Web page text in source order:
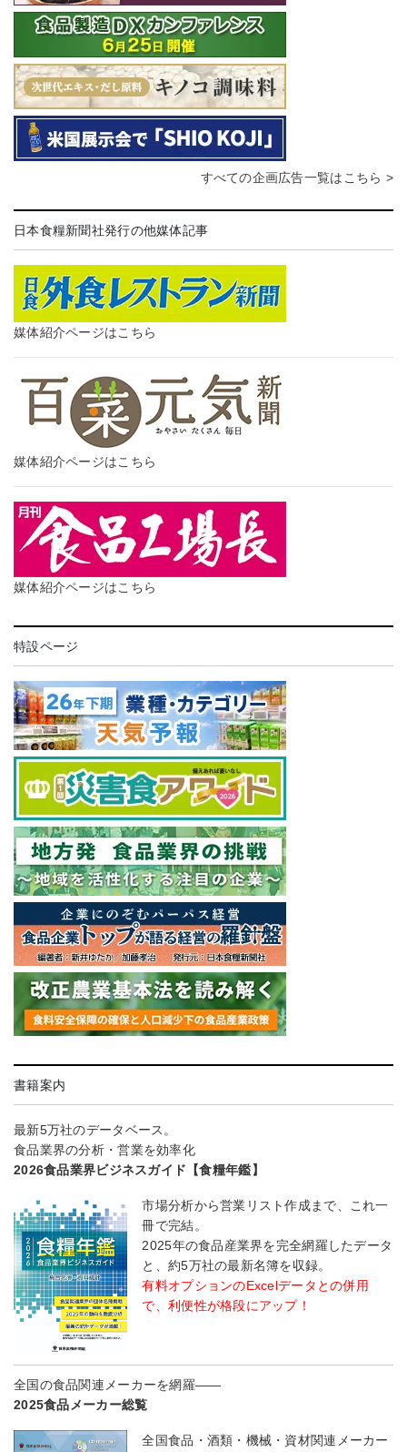
すべての企画広告一覧はこちら >
日本食糧新聞社発行の他媒体記事
媒体紹介ページはこちら
媒体紹介ページはこちら
媒体紹介ページはこちら
特設ページ
書籍案内
最新5万社のデータベース。
食品業界の分析・営業を効率化
2026食品業界ビジネスガイド【食糧年鑑】
市場分析から営業リスト作成まで、これ一
冊で完結。
2025年の食品産業界を完全網羅したデータ
と、約5万社の最新名簿を収録。
有料オプションのExcelデータとの併用
で、利便性が格段にアップ！
全国の食品関連メーカーを網羅――
2025食品メーカー総覧
全国食品・酒類・機械・資材関連メーカー